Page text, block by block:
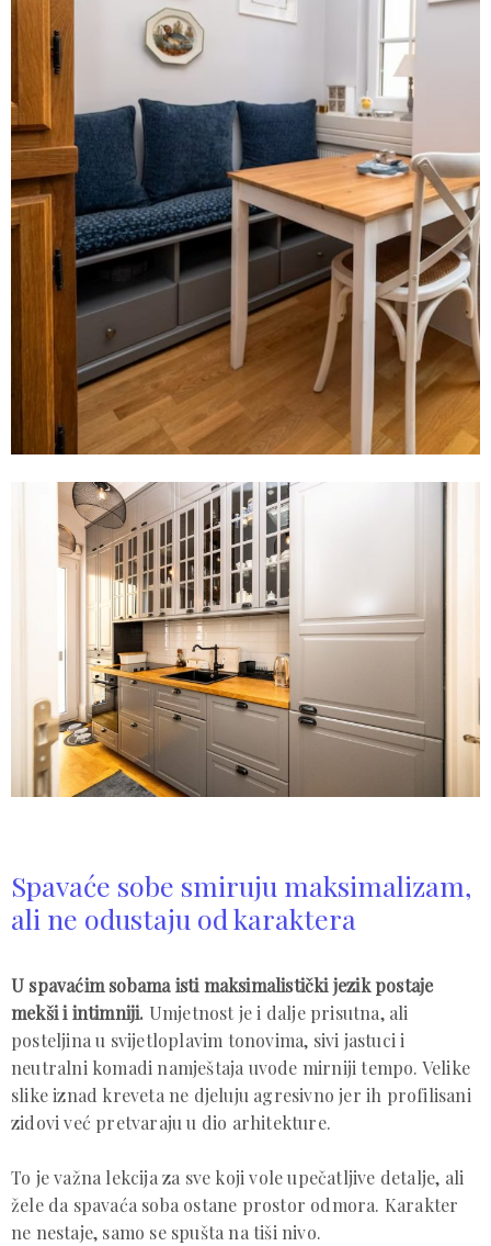
Spavaće sobe smiruju maksimalizam,
ali ne odustaju od karaktera
U spavaćim sobama isti maksimalistički jezik postaje
mekši i intimniji. Umjetnost je i dalje prisutna, ali
posteljina u svijetloplavim tonovima, sivi jastuci i
neutralni komadi namještaja uvode mirniji tempo. Velike
slike iznad kreveta ne djeluju agresivno jer ih profilisani
zidovi već pretvaraju u dio arhitekture.
To je važna lekcija za sve koji vole upečatljive detalje, ali
žele da spavaća soba ostane prostor odmora. Karakter
ne nestaje, samo se spušta na tiši nivo.